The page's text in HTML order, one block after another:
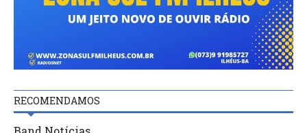
RECOMENDAMOS